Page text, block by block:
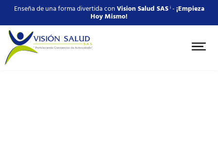
Enseña de una forma divertida conVision Salud SASⁱ -¡Empieza
Hoy Mismo!